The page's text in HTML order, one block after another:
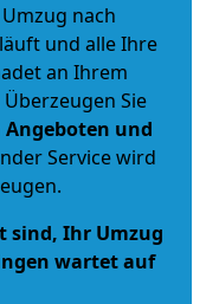
nach
und alle Ihre
an Ihrem
Sie
und
Service wird
sind, Ihr Umzug
wartet auf